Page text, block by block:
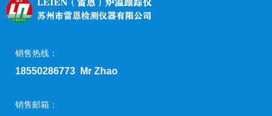
销售热线：
18550286773 Mr Zhao
销售邮箱：